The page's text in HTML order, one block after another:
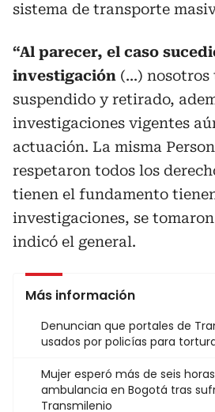
sistema de transporte
“Al parecer, el caso
investigación (...) nosotros
suspendido y retirado,
investigaciones vigentes
actuación. La misma
respetaron todos los
tienen el fundamento
investigaciones, se tomaron
indicó el general.
Más información
Denuncian que portales de
usados por policías para
Mujer esperó más de seis
ambulancia en Bogotá tras
Transmilenio